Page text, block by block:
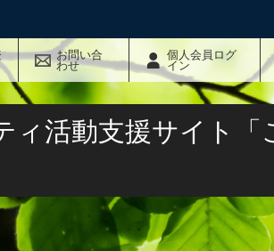
お問い合
わせ
個人会員ログ
イン
ィ活動支援サイト「